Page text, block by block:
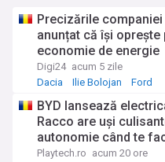
Precizările
anunțat că își
economie de energie
Digi24 acum 5 zile
Dacia
Ilie Bolojan Ford
BYD lansează
Racco are uși
autonomie când te
Playtech.ro acum 20 ore